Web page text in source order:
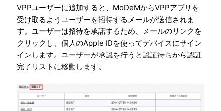
VPPユーザーに追加すると、MoDeMからVPPアプリを
受け取るようユーザーを招待するメールが送信されま
す。ユーザーは招待を承諾するため、メールのリンクを
クリックし、個人のApple IDを使ってデバイスにサイン
インします。ユーザーが承認を行うと認証待ちから認証
完了リストに移動します。